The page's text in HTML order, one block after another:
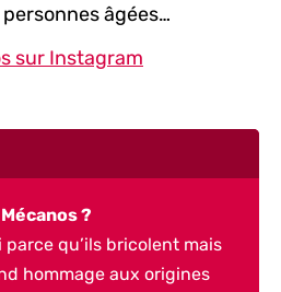
âgées…
sur Instagram
?
parce qu’ils bricolent mais
hommage aux origines